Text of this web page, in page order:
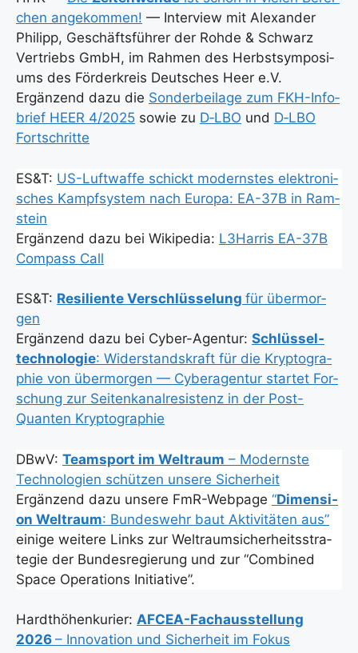
chen ange­kom­men! — Inter­view mit Alex­an­der
Phil­ipp, Geschäfts­füh­rer der Roh­de & Schwarz
Ver­triebs GmbH, im Rah­men des Herbst­sym­po­si­
ums des För­der­kreis Deut­sches Heer e.V.
Ergän­zend dazu die Son­der­bei­la­ge zum FKH-Info­
brief HEER 4/2025 sowie zu D‑LBO und D‑LBO
Fort­schrit­te
ES&T: US-Luft­waf­fe schickt moderns­tes elek­tro­ni­
sches Kampf­sys­tem nach Euro­pa: EA-37B in Ram­
stein
Ergän­zend dazu bei Wiki­pe­dia: L3Harris EA-37B
Com­pass Call
ES&T: Resi­li­en­te Ver­schlüs­se­lung für über­mor­
gen
Ergän­zend dazu bei Cyber-Agen­tur: Schlüs­sel­
tech­no­lo­gie: Wider­stands­kraft für die Kryp­to­gra­
phie von über­mor­gen — Cyberagen­tur star­tet For­
schung zur Sei­ten­ka­nal­re­sis­tenz in der Post-
Quan­ten Kryp­to­gra­phie
DBwV: Team­sport im Welt­raum – Moderns­te
Tech­no­lo­gien schüt­zen unse­re Sicher­heit
Ergän­zend dazu unse­re FmR-Web­page “Dimen­si­
on Welt­raum: Bun­des­wehr baut Akti­vi­tä­ten aus”
eini­ge wei­te­re Links zur Welt­raum­si­cher­heits­stra­
te­gie der Bun­des­re­gie­rung und zur “Com­bi­ned
Space Ope­ra­ti­ons Initia­ti­ve”.
Hardt­hö­hen­ku­rier: AFCEA-Fach­aus­stel­lung
2026 – Inno­va­ti­on und Sicher­heit im Fokus